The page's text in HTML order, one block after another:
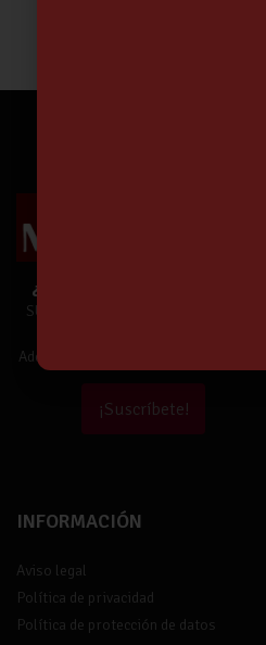
BOMBILLA LED
¿Te unes a Nuestra Comunidad?
SUSCRÍBETE y estarás informado de
Además,
¡Suscríbete!
INFORMACIÓN
Aviso legal
Política de privacidad
Política de protección de datos